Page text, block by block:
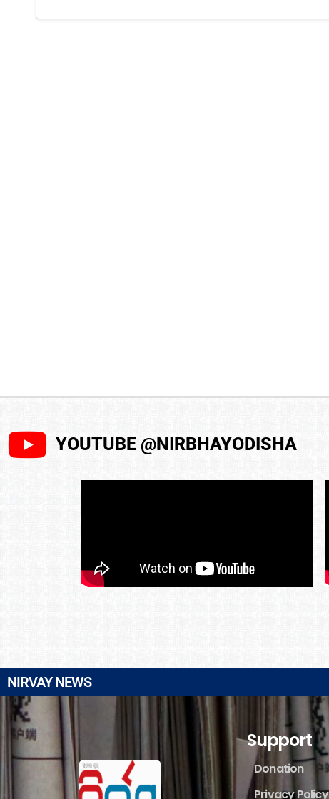
YOUTUBE @NIRBHAYODISHA
NIRVAY NEWS
Support
Donation
Privacy Policy